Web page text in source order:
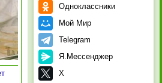
Одноклассники
Мой Мир
Telegram
Я.Мессенджер
X